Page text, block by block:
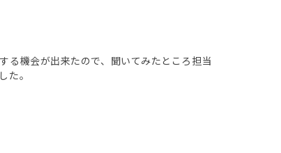
る機会が出来たので、聞いてみたところ担当
た。